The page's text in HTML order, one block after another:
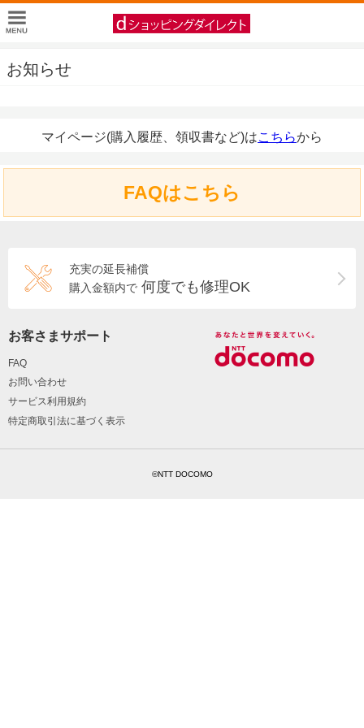
お知らせ
マイページ(購入履歴、領収書など)はこちらから
FAQはこちら
充実の延長補償
購入金額内で 何度でも修理OK
お客さまサポート
FAQ
お問い合わせ
サービス利用規約
特定商取引法に基づく表示
©NTT DOCOMO